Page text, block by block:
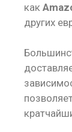
как
других